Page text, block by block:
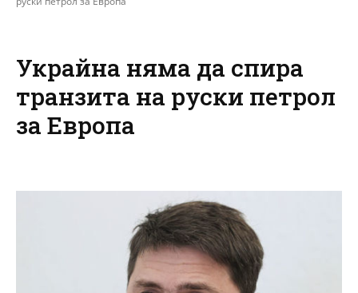
Украйна няма да спира
транзита на руски петрол
за Европа